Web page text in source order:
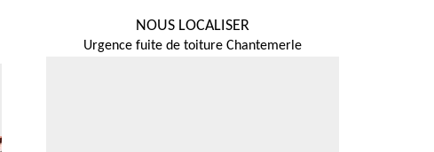
NOUS LOCALISER
Urgence fuite de toiture Chantemerle